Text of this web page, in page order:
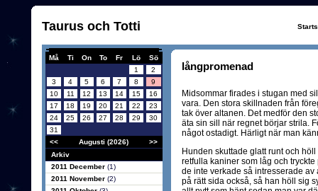
Taurus och Totti
Må Ti On To Fr Lö
Sö
1
2
3
4 5 6 7 8
9
10
11 12 13 14 15
16
17
18 19 20 21 22
23
24
25 26 27 28 29
30
31
<<
Augusti (2026)
>>
Arkiv
2011 December (1)
2011 November (2)
långpromenad
Midsommar firades i stugan med
vara. Den stora skillnaden från
tak över altanen. Det medför den
äta sin sill när regnet börjar strila.
något ostadigt. Härligt när man
Hunden skuttade glatt runt och
retfulla kaniner som låg och
de inte verkade så intresserade av
på rätt sida också, så han höll sig